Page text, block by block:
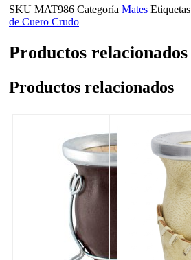
SKU MAT986 Categoría Mates Etiquetas
de Cuero Crudo
Productos relacionados
Productos relacionados